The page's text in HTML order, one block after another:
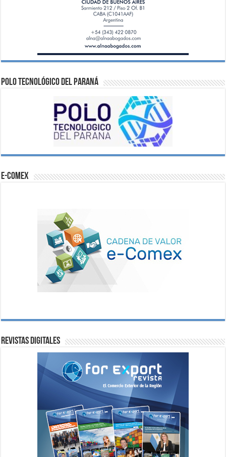
Polo Tecnológico del Paraná
e-comex
Revistas digitales